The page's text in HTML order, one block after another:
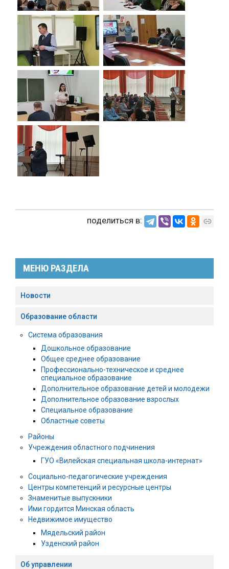
поделиться в:
МЕНЮ РАЗДЕЛА
Новости
Образование области
Система образования
Дошкольное образование
Общее среднее образование
Профессионально-техническое и среднее
специальное образование
Дополнительное образование детей и молодежи
Дополнительное образование взрослых
Специальное образование
Областные советы
Районы
Учреждения областного подчинения
ГУО «Вилейская специальная школа-интернат»
Социально-педагогические учреждения
Центры компетенций и ресурсные центры
Знаменитые выпускники
Ими гордится Минская область
Недвижимое имущество
Мядельский район
Узденский район
Об управлении